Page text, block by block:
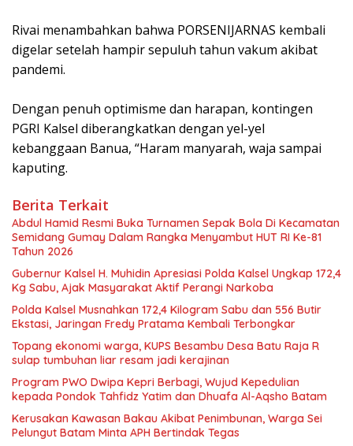
Rivai menambahkan bahwa PORSENIJARNAS kembali
digelar setelah hampir sepuluh tahun vakum akibat
pandemi.
Dengan penuh optimisme dan harapan, kontingen
PGRI Kalsel diberangkatkan dengan yel-yel
kebanggaan Banua, “Haram manyarah, waja sampai
kaputing.
Berita Terkait
Abdul Hamid Resmi Buka Turnamen Sepak Bola Di Kecamatan
Semidang Gumay Dalam Rangka Menyambut HUT RI Ke-81
Tahun 2026
Gubernur Kalsel H. Muhidin Apresiasi Polda Kalsel Ungkap 172,4
Kg Sabu, Ajak Masyarakat Aktif Perangi Narkoba
Polda Kalsel Musnahkan 172,4 Kilogram Sabu dan 556 Butir
Ekstasi, Jaringan Fredy Pratama Kembali Terbongkar
Topang ekonomi warga, KUPS Besambu Desa Batu Raja R
sulap tumbuhan liar resam jadi kerajinan
Program PWO Dwipa Kepri Berbagi, Wujud Kepedulian
kepada Pondok Tahfidz Yatim dan Dhuafa Al-Aqsho Batam
Kerusakan Kawasan Bakau Akibat Penimbunan, Warga Sei
Pelungut Batam Minta APH Bertindak Tegas